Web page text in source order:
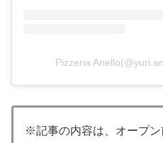
Pizzeria
※記事の内容は、オープ